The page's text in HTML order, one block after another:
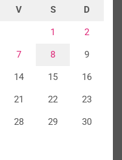
V S D
1 2
7 8 9
14 15 16
21 22 23
28 29 30